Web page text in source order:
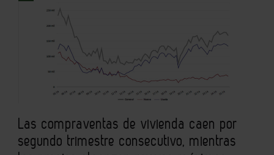
Las compraventas de vivienda caen por
segundo trimestre consecutivo, mientras